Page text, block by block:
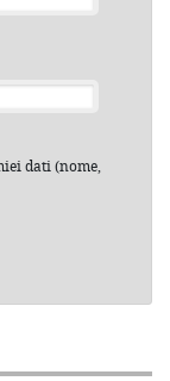
dati (nome,